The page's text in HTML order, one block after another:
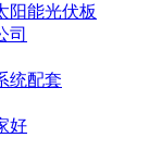
阳能光伏板
司
统配套
好